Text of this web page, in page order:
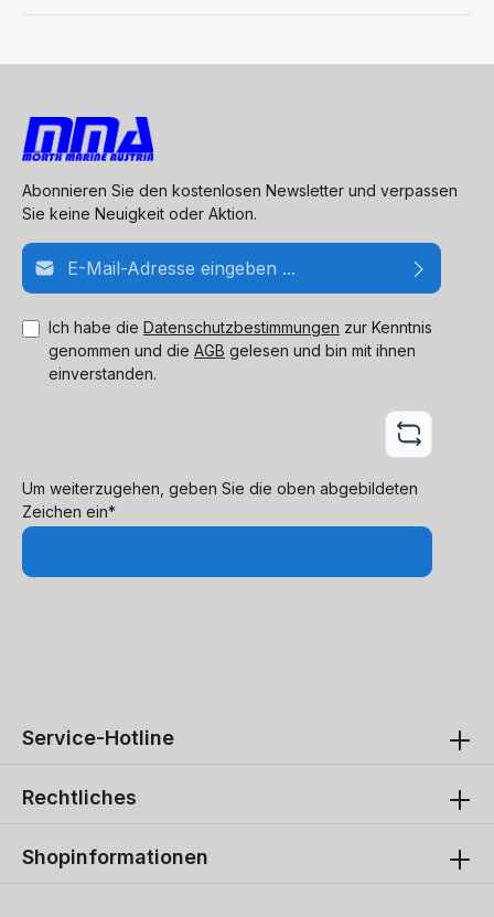
Abonnieren Sie den kostenlosen Newsletter und verpassen
Sie keine Neuigkeit oder Aktion.
E-Mail-Adresse*
Ich habe die Datenschutzbestimmungen zur Kenntnis
genommen und die AGB gelesen und bin mit ihnen
einverstanden.
Um weiterzugehen, geben Sie die oben abgebildeten
Zeichen ein*
Service-Hotline
Rechtliches
Shopinformationen